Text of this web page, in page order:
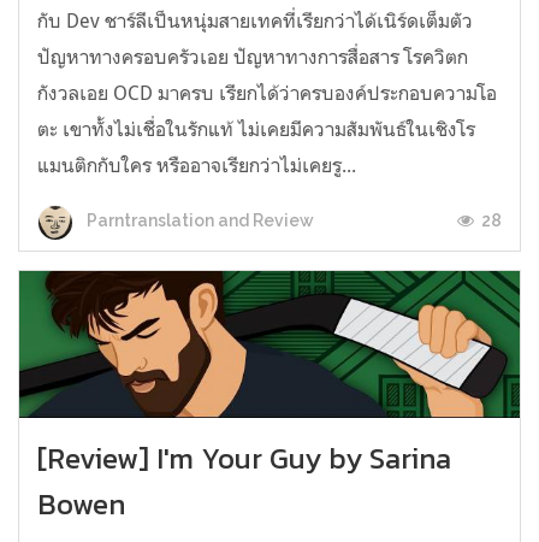
กับ Dev ชาร์ลีเป็นหนุ่มสายเทคที่เรียกว่าได้เนิร์ดเต็มตัว
ปัญหาทางครอบครัวเอย ปัญหาทางการสื่อสาร โรควิตก
กังวลเอย OCD มาครบ เรียกได้ว่าครบองค์ประกอบความโอ
ตะ เขาทั้งไม่เชื่อในรักแท้ ไม่เคยมีความสัมพันธ์ในเชิงโร
แมนติกกับใคร หรืออาจเรียกว่าไม่เคยรู...
Parntranslation and Review 28
[Review] I'm Your Guy by Sarina
Bowen